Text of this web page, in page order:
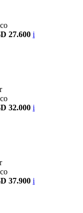
27.600 i
32.000 i
37.900 i